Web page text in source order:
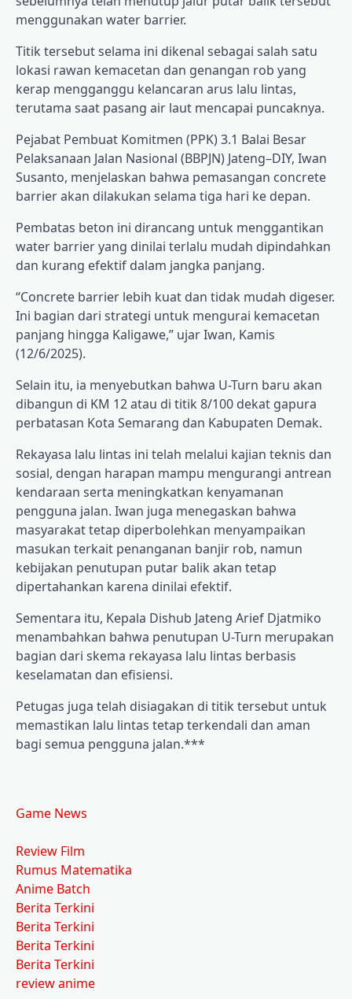
menggunakan water barrier.
Titik tersebut selama ini dikenal sebagai salah satu
lokasi rawan kemacetan dan genangan rob yang
kerap mengganggu kelancaran arus lalu lintas,
terutama saat pasang air laut mencapai puncaknya.
Pejabat Pembuat Komitmen (PPK) 3.1 Balai Besar
Pelaksanaan Jalan Nasional (BBPJN) Jateng–DIY, Iwan
Susanto, menjelaskan bahwa pemasangan concrete
barrier akan dilakukan selama tiga hari ke depan.
Pembatas beton ini dirancang untuk menggantikan
water barrier yang dinilai terlalu mudah dipindahkan
dan kurang efektif dalam jangka panjang.
“Concrete barrier lebih kuat dan tidak mudah digeser.
Ini bagian dari strategi untuk mengurai kemacetan
panjang hingga Kaligawe,” ujar Iwan, Kamis
(12/6/2025).
Selain itu, ia menyebutkan bahwa U-Turn baru akan
dibangun di KM 12 atau di titik 8/100 dekat gapura
perbatasan Kota Semarang dan Kabupaten Demak.
Rekayasa lalu lintas ini telah melalui kajian teknis dan
sosial, dengan harapan mampu mengurangi antrean
kendaraan serta meningkatkan kenyamanan
pengguna jalan. Iwan juga menegaskan bahwa
masyarakat tetap diperbolehkan menyampaikan
masukan terkait penanganan banjir rob, namun
kebijakan penutupan putar balik akan tetap
dipertahankan karena dinilai efektif.
Sementara itu, Kepala Dishub Jateng Arief Djatmiko
menambahkan bahwa penutupan U-Turn merupakan
bagian dari skema rekayasa lalu lintas berbasis
keselamatan dan efisiensi.
Petugas juga telah disiagakan di titik tersebut untuk
memastikan lalu lintas tetap terkendali dan aman
bagi semua pengguna jalan.***
Game News
Review Film
Rumus Matematika
Anime Batch
Berita Terkini
Berita Terkini
Berita Terkini
Berita Terkini
review anime